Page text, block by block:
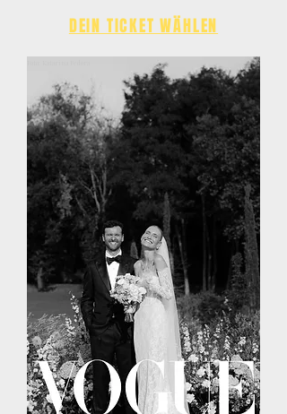
DEIN TICKET WÄHLEN